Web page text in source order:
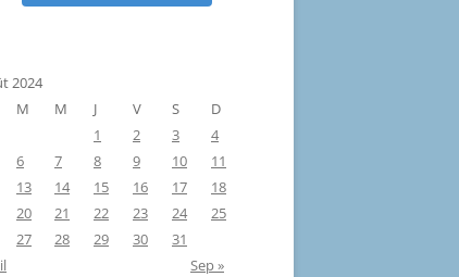
2024
M M J V S
D
1
2 3
4
6 7 8 9 10
11
13 14 15 16 17
18
20 21 22 23 24
25
27 28 29 30
31
Sep »